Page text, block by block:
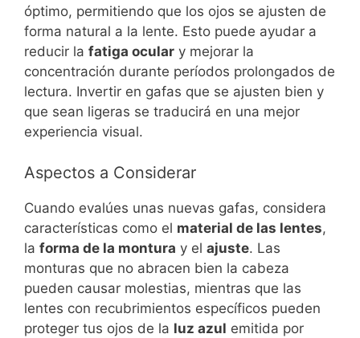
óptimo, permitiendo que los ojos se ajusten de
forma natural a la lente. Esto puede ayudar a
reducir la fatiga ocular y mejorar la
concentración durante períodos prolongados de
lectura. Invertir en gafas que se ajusten bien y
que sean ligeras se traducirá en una mejor
experiencia visual.
Aspectos a Considerar
Cuando evalúes unas nuevas gafas, considera
características como el material de las lentes,
la forma de la montura y el ajuste. Las
monturas que no abracen bien la cabeza
pueden causar molestias, mientras que las
lentes con recubrimientos específicos pueden
proteger tus ojos de la luz azul emitida por